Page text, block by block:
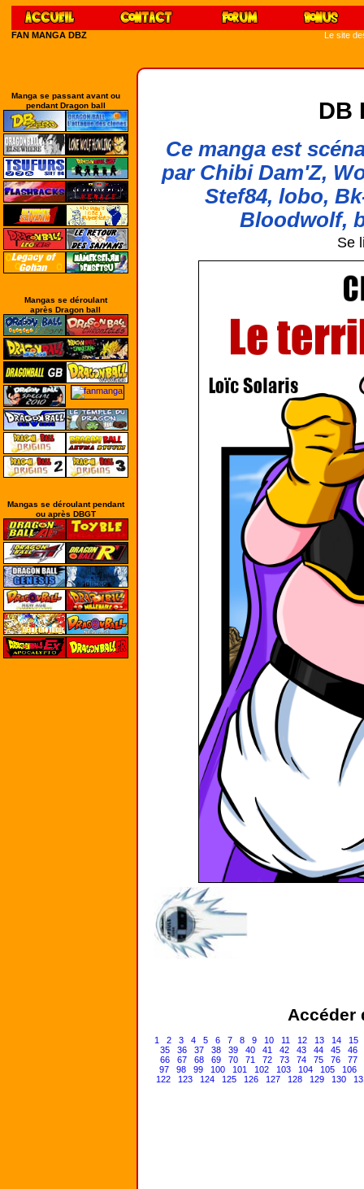
FAN MANGA DBZ Le site
Manga se passant avant ou
pendant Dragon ball
Mangas se déroulant
après Dragon ball
Mangas se déroulant pendant
ou après DBGT
DB
Ce manga est
par Chibi Dam'Z,
Stef84, lobo,
Bloodwolf,
Se
Accéder
1 2 3 4 5 6 7 8 9 10 11 12 13 14
15
35
36 37 38 39 40 41 42 43 44 45
46
66
67 68 69 70 71 72 73 74 75 76
77
97
98 99 100 101 102 103 104 105
106
122
123 124 125 126 127 128 129 130